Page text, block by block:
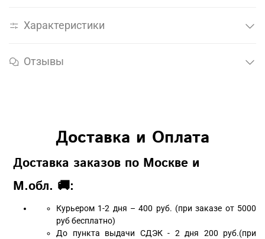
Характеристики
Отзывы
Доставка и Оплата
Доставка заказов по Москве и
М.обл. 🚚:
Курьером 1-2 дня – 400 руб. (при заказе от 5000
руб бесплатно)
До пункта выдачи СДЭК - 2 дня 200 руб.(при